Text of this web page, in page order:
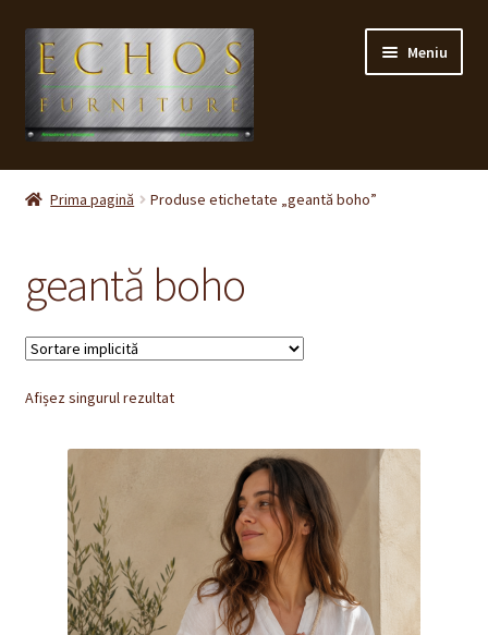
Sari
navigare
Sari
conținut
Meniu
Prima pagină
Contul meu
Coș
Cum cumpăr ?
Despre noi
Finalizare
Livrare
Prima pagină Produse etichetate „geantă boho”
geantă boho
Afișez singurul rezultat